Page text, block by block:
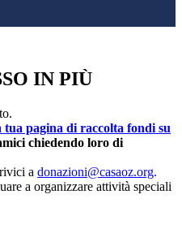
IN PIÙ
pagina di raccolta fondi su
chiedendo loro di
a donazioni@casaoz.org.
a organizzare attività speciali